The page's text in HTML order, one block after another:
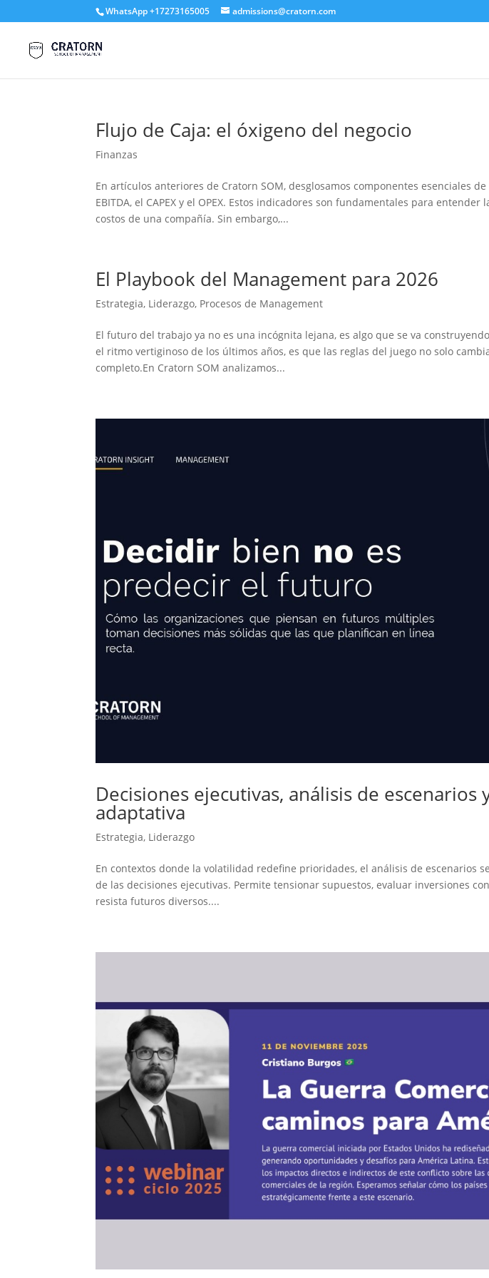
WhatsApp +17273165005 admissions@cratorn.com
Flujo de Caja: el óxigeno del negocio
Finanzas
En artículos anteriores de Cratorn SOM, desglosamos componentes esenciales
EBITDA, el CAPEX y el OPEX. Estos indicadores son fundamentales para
costos de una compañía. Sin embargo,...
El Playbook del Management para 2026
Estrategia, Liderazgo, Procesos de Management
El futuro del trabajo ya no es una incógnita lejana, es algo que se va
el ritmo vertiginoso de los últimos años, es que las reglas del juego no solo
completo.En Cratorn SOM analizamos...
Decisiones ejecutivas, análisis de escenarios
adaptativa
Estrategia, Liderazgo
En contextos donde la volatilidad redefine prioridades, el análisis de escenarios
de las decisiones ejecutivas. Permite tensionar supuestos, evaluar inversiones
resista futuros diversos....